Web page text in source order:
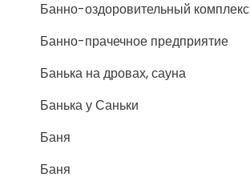
Банно-оздоровительный комплекс
Банно-прачечное предприятие
Банька на дровах, сауна
Банька у Саньки
Баня
Баня